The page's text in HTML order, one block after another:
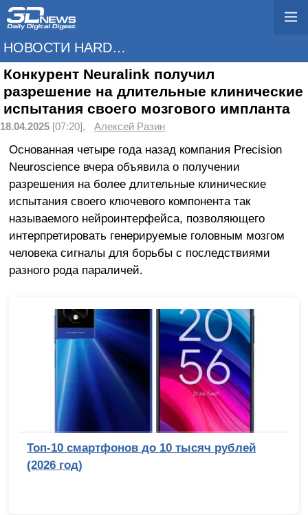
НОВОСТИ HARDWARE
Конкурент Neuralink получил
разрешение на длительные клинические
испытания своего мозгового импланта
18.04.2025 [07:20], Алексей Разин
Основанная четыре года назад компания Precision
Neuroscience вчера объявила о получении
разрешения на более длительные клинические
испытания своего ключевого компонента так
называемого нейроинтерфейса, позволяющего
интерпретировать генерируемые головным мозгом
человека сигналы для борьбы с последствиями
разного рода параличей.
Топ-10 смартфонов до 10 тысяч рублей
(2026 год)